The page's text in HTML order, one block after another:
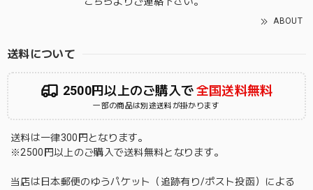
ABOUT
送料について
2500円以上のご購入で全国送料無料
一部の商品は別途送料が掛かります
送料は一律300円となります。
※2500円以上のご購入で送料無料となります。
当店は日本郵便のゆうパケット（追跡有り/ポスト投函）による